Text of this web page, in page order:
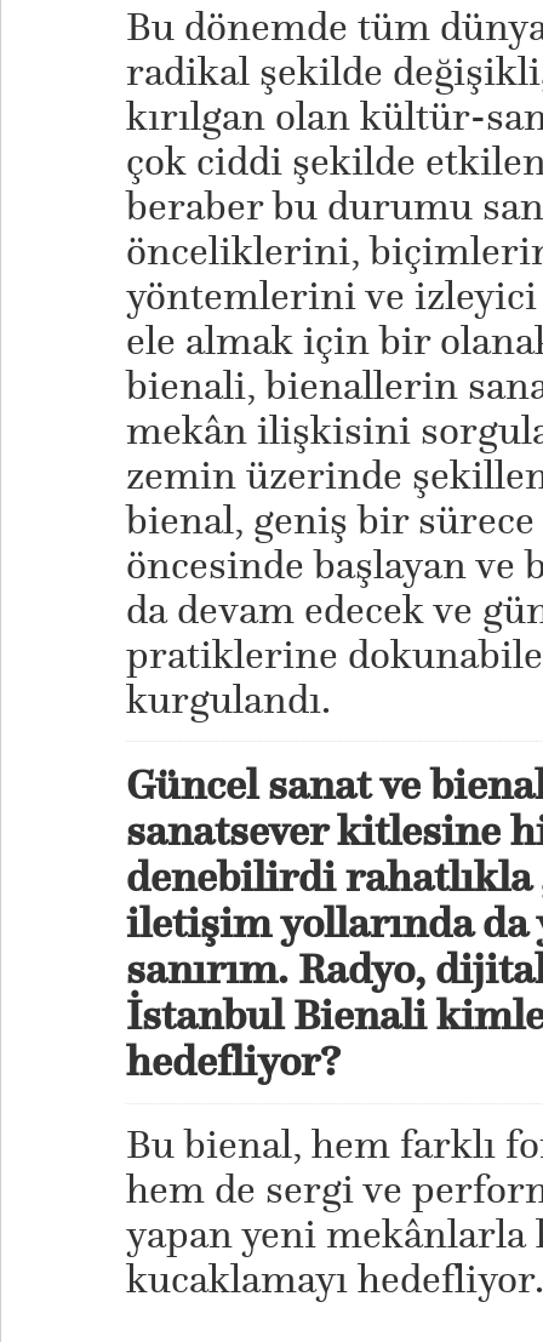
Bu dönemde tüm
radikal şekilde
kırılgan olan kültür-
çok ciddi şekilde
beraber bu durumu
önceliklerini,
yöntemlerini ve
ele almak için bir
bienali, bienallerin
mekân ilişkisini
zemin üzerinde
bienal, geniş bir
öncesinde başlayan
da devam edecek ve
pratiklerine
kurgulandı.
Güncel sanat ve
sanatsever kitlesine
denebilirdi rahatlıkla
iletişim yollarında
sanırım. Radyo,
İstanbul Bienali
hedefliyor?
Bu bienal, hem farklı
hem de sergi ve
yapan yeni mekânlarla
kucaklamayı hedefliyor.